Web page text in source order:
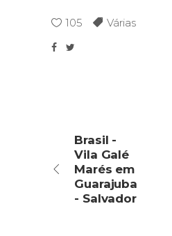
105 Várias
Brasil -
Vila Galé
Marés em
Guarajuba
- Salvador